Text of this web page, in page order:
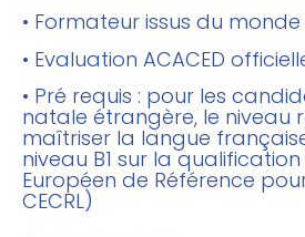
• Formateur issus du
• Evaluation ACACED
• Pré requis : pour les
natale étrangère, le niveau
maîtriser la langue
niveau B1 sur la
Européen de Référence
CECRL)